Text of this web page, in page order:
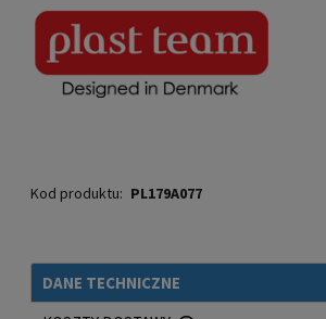
Kod produktu: PL179A077
DANE TECHNICZNE